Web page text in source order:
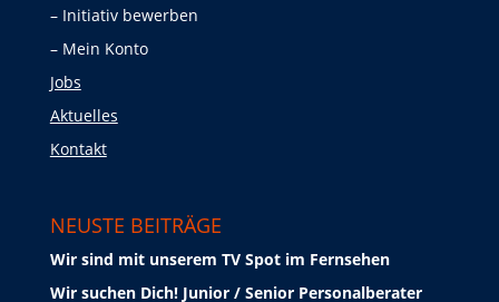
Initiativ bewerben
Mein Konto
Jobs
Aktuelles
Kontakt
NEUSTE BEITRÄGE
Wir sind mit unserem TV Spot im Fernsehen
Wir suchen Dich! Junior / Senior Personalberater